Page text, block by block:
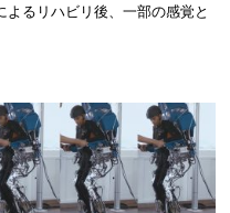
るリハビリ後、一部の感覚と